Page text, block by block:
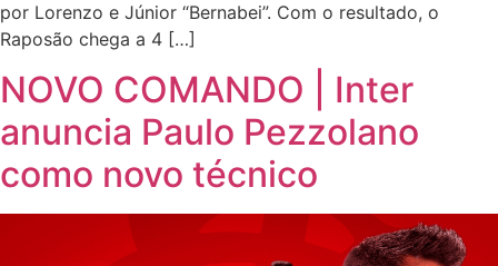
por Lorenzo e Júnior “Bernabei”. Com o resultado, o
Raposão chega a 4 […]
NOVO COMANDO | Inter
anuncia Paulo Pezzolano
como novo técnico